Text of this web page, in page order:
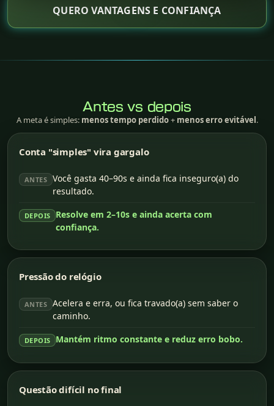
QUERO VANTAGENS E CONFIANÇA
Antes vs depois
A meta é simples: menos tempo perdido+ menos erro evitável .
Conta "simples" vira gargalo
ANTES Você gasta 40–90s e ainda fica inseguro(a) do
resultado.
DEPOIS
Resolve em 2–10s e ainda acerta com
confiança.
Pressão do relógio
ANTES Acelera e erra, ou fica travado(a) sem saber o
caminho.
DEPOIS Mantém ritmo constante e reduz erro bobo.
Questão difícil no final